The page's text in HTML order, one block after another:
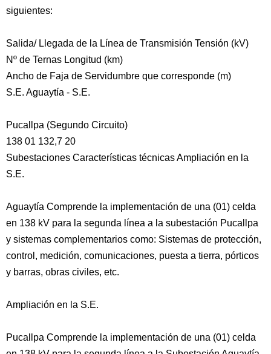
siguientes:
Salida/ Llegada de la Línea de Transmisión Tensión (kV)
Nº de Ternas Longitud (km)
Ancho de Faja de Servidumbre que corresponde (m)
S.E. Aguaytía - S.E.
Pucallpa (Segundo Circuito)
138 01 132,7 20
Subestaciones Características técnicas Ampliación en la
S.E.
Aguaytía Comprende la implementación de una (01) celda
en 138 kV para la segunda línea a la subestación Pucallpa
y sistemas complementarios como: Sistemas de protección,
control, medición, comunicaciones, puesta a tierra, pórticos
y barras, obras civiles, etc.
Ampliación en la S.E.
Pucallpa Comprende la implementación de una (01) celda